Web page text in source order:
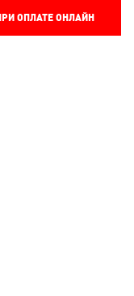
ОПЛАТЕ ОНЛАЙН